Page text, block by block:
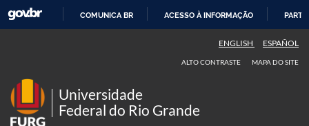
COMUNICA BR ACESSO À INFORMAÇÃO
ENGLISH ESPAÑOL
ALTO CONTRASTE MAPA DO SITE
Universidade
Federal do Rio Grande